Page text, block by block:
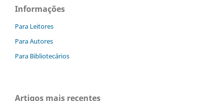
Informações
Para Leitores
Para Autores
Para Bibliotecários
Artigos mais recentes